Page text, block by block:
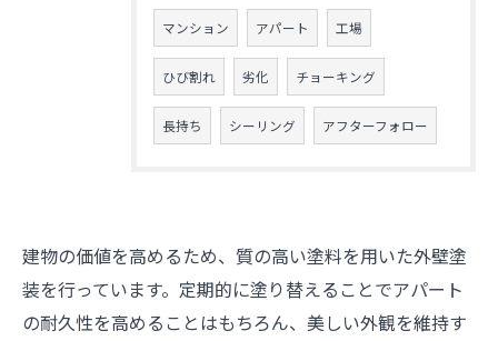
マンション アパート 工場
ひび割れ 劣化 チョーキング
長持ち シーリング アフターフォロー
建物の価値を高めるため、質の高い塗料を用いた外壁塗
装を行っています。定期的に塗り替えることでアパート
の耐久性を高めることはもちろん、美しい外観を維持す